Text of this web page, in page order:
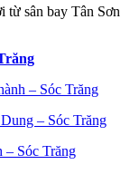
từ sân bay Tân Sơn
– Sóc Trăng
– Sóc Trăng
– Sóc Trăng